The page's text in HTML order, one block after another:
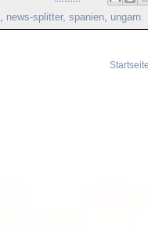
, news-splitter, spanien, ungarn